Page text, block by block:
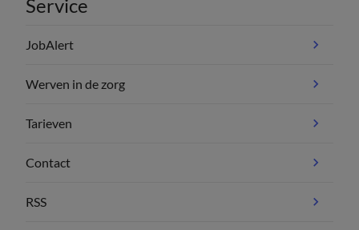
Service
JobAlert
Werven in de zorg
Tarieven
Contact
RSS